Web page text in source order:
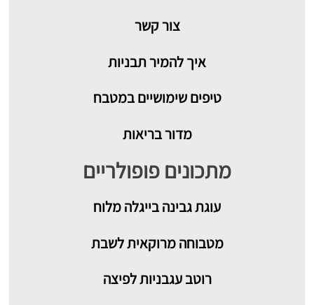
צור קשר
איך להמיר תבניות
טיפים שימושיים במטבח
מדור בריאות
מתכונים פופולריים
עוגת גבינה בייגלה מלוח
מטבוחה מרוקאית לשבת
רוטב עגבניות לפיצה